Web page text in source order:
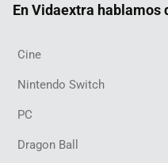
En Vidaextra hablamos
Cine
Nintendo Switch
PC
Dragon Ball